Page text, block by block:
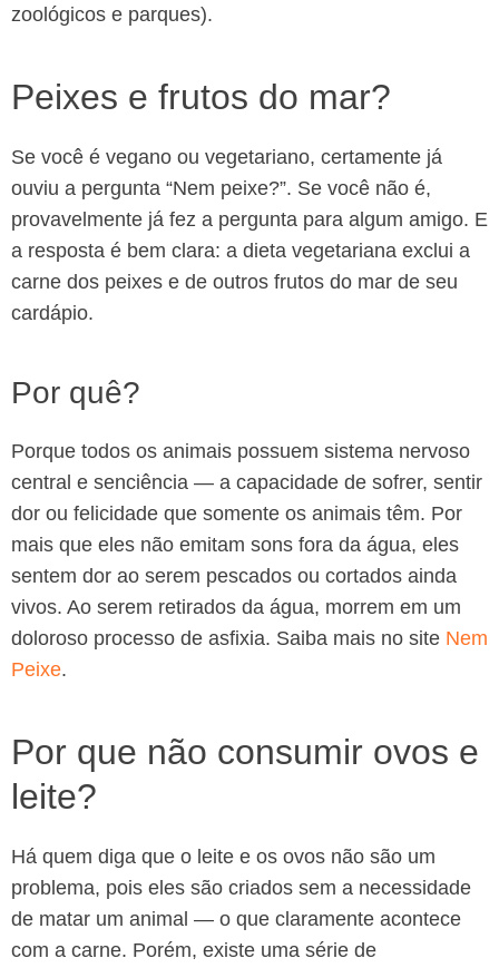
zoológicos e parques).
Peixes e frutos do mar?
Se você é vegano ou vegetariano, certamente já
ouviu a pergunta “Nem peixe?”. Se você não é,
provavelmente já fez a pergunta para algum amigo. E
a resposta é bem clara: a dieta vegetariana exclui a
carne dos peixes e de outros frutos do mar de seu
cardápio.
Por quê?
Porque todos os animais possuem sistema nervoso
central e senciência — a capacidade de sofrer, sentir
dor ou felicidade que somente os animais têm. Por
mais que eles não emitam sons fora da água, eles
sentem dor ao serem pescados ou cortados ainda
vivos. Ao serem retirados da água, morrem em um
doloroso processo de asfixia. Saiba mais no site Nem
Peixe.
Por que não consumir ovos e
leite?
Há quem diga que o leite e os ovos não são um
problema, pois eles são criados sem a necessidade
de matar um animal — o que claramente acontece
com a carne. Porém, existe uma série de